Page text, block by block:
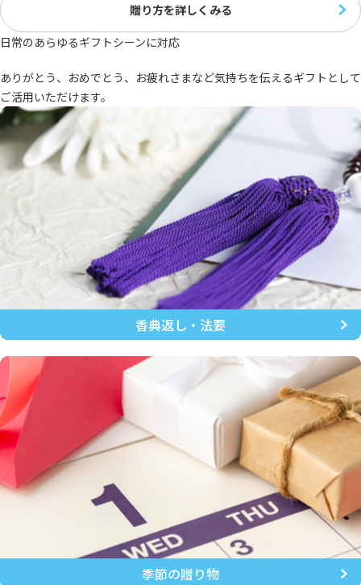
贈り方を詳しくみる
日常のあらゆるギフトシーンに対応
ありがとう、おめでとう、お疲れさまなど気持ちを伝えるギフトとして
ご活用いただけます。
香典返し・法要
季節の贈り物